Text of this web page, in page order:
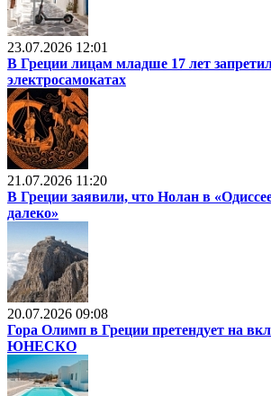
23.07.2026 12:01
В Греции лицам младше 17 лет
электросамокатах
21.07.2026 11:20
В Греции заявили, что Нолан в
далеко»
20.07.2026 09:08
Гора Олимп в Греции претендует на
ЮНЕСКО